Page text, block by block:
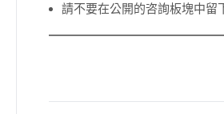
請不要在公開的咨詢板塊中留